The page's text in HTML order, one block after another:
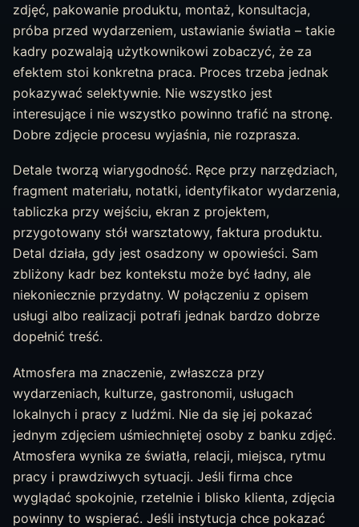
zdjęć, pakowanie produktu, montaż, konsultacja,
próba przed wydarzeniem, ustawianie światła – takie
kadry pozwalają użytkownikowi zobaczyć, że za
efektem stoi konkretna praca. Proces trzeba jednak
pokazywać selektywnie. Nie wszystko jest
interesujące i nie wszystko powinno trafić na stronę.
Dobre zdjęcie procesu wyjaśnia, nie rozprasza.
Detale tworzą wiarygodność. Ręce przy narzędziach,
fragment materiału, notatki, identyfikator wydarzenia,
tabliczka przy wejściu, ekran z projektem,
przygotowany stół warsztatowy, faktura produktu.
Detal działa, gdy jest osadzony w opowieści. Sam
zbliżony kadr bez kontekstu może być ładny, ale
niekoniecznie przydatny. W połączeniu z opisem
usługi albo realizacji potrafi jednak bardzo dobrze
dopełnić treść.
Atmosfera ma znaczenie, zwłaszcza przy
wydarzeniach, kulturze, gastronomii, usługach
lokalnych i pracy z ludźmi. Nie da się jej pokazać
jednym zdjęciem uśmiechniętej osoby z banku zdjęć.
Atmosfera wynika ze światła, relacji, miejsca, rytmu
pracy i prawdziwych sytuacji. Jeśli firma chce
wyglądać spokojnie, rzetelnie i blisko klienta, zdjęcia
powinny to wspierać. Jeśli instytucja chce pokazać